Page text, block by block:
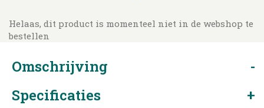
Helaas, dit product is momenteel niet in de webshop te
bestellen
Omschrijving
Specificaties